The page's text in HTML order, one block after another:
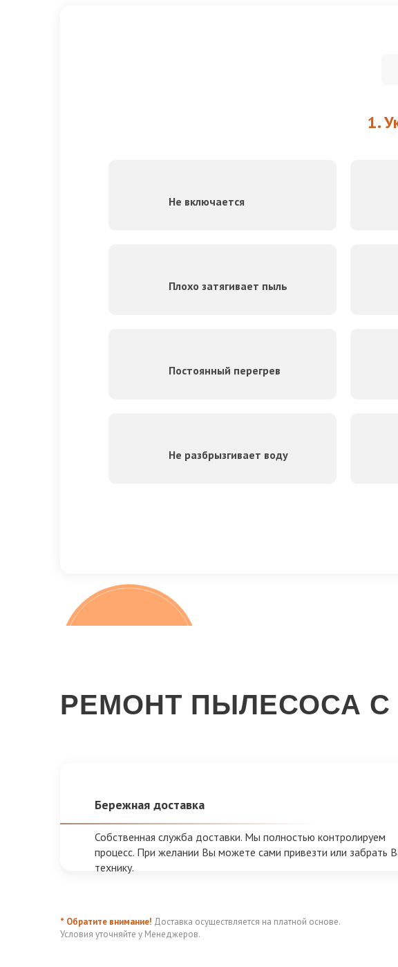
1.
Не включается
Плохо затягивает пыль
Постоянный перегрев
Не разбрызгивает воду
100%
РЕМОНТ ПЫЛЕСОСА
Бережная доставка
Собственная служба доставки. Мы полностью контролируем
процесс. При желании Вы можете сами привезти или забрать
технику.
* Обратите внимание! Доставка осуществляется на платной основе.
Условия уточняйте у Менеджеров.